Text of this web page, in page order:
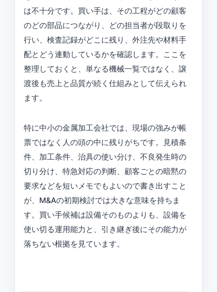
は不十分です。買い手は、その工程がどの顧客
のどの部品につながり、どの担当者が段取りを
行い、検査記録がどこに残り、外注先や材料手
配とどう連動しているかを確認します。ここを
整理しておくと、単なる機械一覧ではなく、譲
渡後も売上と品質が続く仕組みとして伝えられ
ます。
特に中小の金属加工会社では、現場の強みが帳
票ではなく人の頭の中に残りがちです。見積条
件、加工条件、治具の使い分け、不良発生時の
切り分け、特急対応の判断、顧客ごとの暗黙の
要求などを短いメモでもよいので書き出すこと
が、M&Aの初期検討では大きな意味を持ちま
す。買い手候補は設備そのものよりも、設備を
使い切る運用能力と、引き継ぎ後にその能力が
落ちない根拠を見ています。